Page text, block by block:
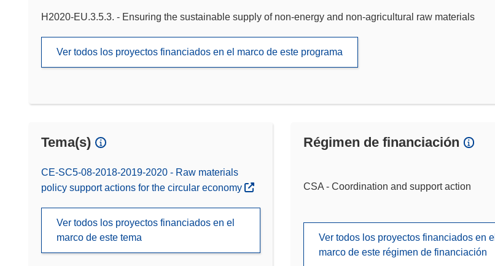
H2020-EU.3.5.3. - Ensuring the sustainable supply of non-energy and non-agricultural raw materials
Ver todos los proyectos financiados en el marco de este programa
Tema(s)
CE-SC5-08-2018-2019-2020 - Raw materials
policy support actions for the circular economy
Ver todos los proyectos financiados en el
marco de este tema
Régimen de financiación
CSA - Coordination and support action
Ver todos los proyectos financiados en el
marco de este régimen de financiación